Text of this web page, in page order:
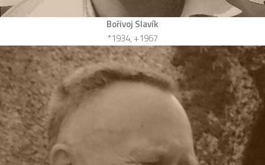
Bořivoj Slavík
*1934, +1967